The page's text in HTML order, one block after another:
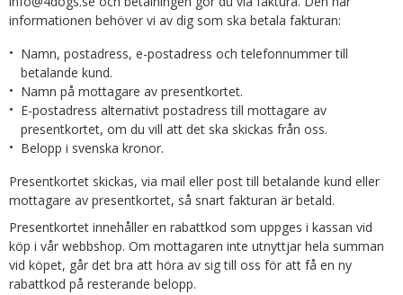
informationen behöver vi av dig som ska betala fakturan:
Namn, postadress, e-postadress och telefonnummer till
betalande kund.
Namn på mottagare av presentkortet.
E-postadress alternativt postadress till mottagare av
presentkortet, om du vill att det ska skickas från oss.
Belopp i svenska kronor.
Presentkortet skickas, via mail eller post till betalande kund eller
mottagare av presentkortet, så snart fakturan är betald.
Presentkortet innehåller en rabattkod som uppges i kassan vid
köp i vår webbshop. Om mottagaren inte utnyttjar hela summan
vid köpet, går det bra att höra av sig till oss för att få en ny
rabattkod på resterande belopp.